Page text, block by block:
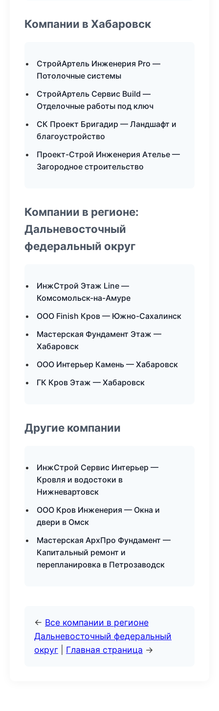
Компании в Хабаровск
СтройАртель Инженерия Pro —
Потолочные системы
СтройАртель Сервис Build —
Отделочные работы под ключ
СК Проект Бригадир — Ландшафт и
благоустройство
Проект-Строй Инженерия Ателье —
Загородное строительство
Компании в регионе:
Дальневосточный
федеральный округ
ИнжСтрой Этаж Line —
Комсомольск-на-Амуре
ООО Finish Кров — Южно-Сахалинск
Мастерская Фундамент Этаж —
Хабаровск
ООО Интерьер Камень — Хабаровск
ГК Кров Этаж — Хабаровск
Другие компании
ИнжСтрой Сервис Интерьер —
Кровля и водостоки в
Нижневартовск
ООО Кров Инженерия — Окна и
двери в Омск
Мастерская АрхПро Фундамент —
Капитальный ремонт и
перепланировка в Петрозаводск
← Все компании в регионе
Дальневосточный федеральный
округ
Главная страница →